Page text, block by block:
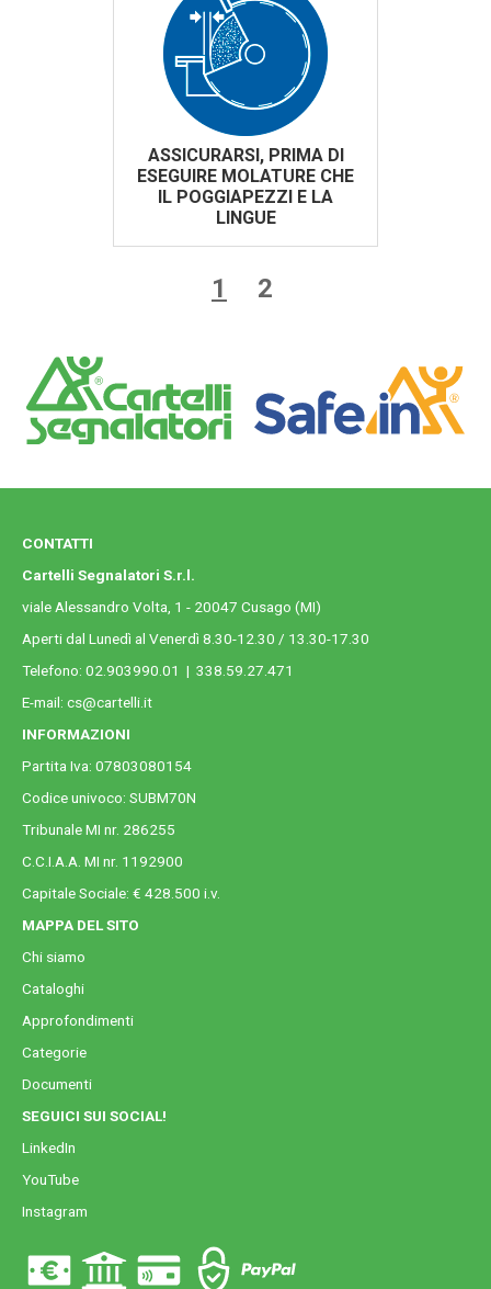
ASSICURARSI, PRIMA DI
ESEGUIRE MOLATURE CHE
IL POGGIAPEZZI E LA
LINGUE
1 2
CONTATTI
Cartelli Segnalatori S.r.l.
viale Alessandro Volta, 1 - 20047 Cusago (MI)
Aperti dal Lunedì al Venerdì 8.30-12.30 / 13.30-17.30
Telefono: 02.903990.01 | 338.59.27.471
E-mail: cs@cartelli.it
INFORMAZIONI
Partita Iva: 07803080154
Codice univoco: SUBM70N
Tribunale MI nr. 286255
C.C.I.A.A. MI nr. 1192900
Capitale Sociale: € 428.500 i.v.
MAPPA DEL SITO
Chi siamo
Cataloghi
Approfondimenti
Categorie
Documenti
SEGUICI SUI SOCIAL!
LinkedIn
YouTube
Instagram